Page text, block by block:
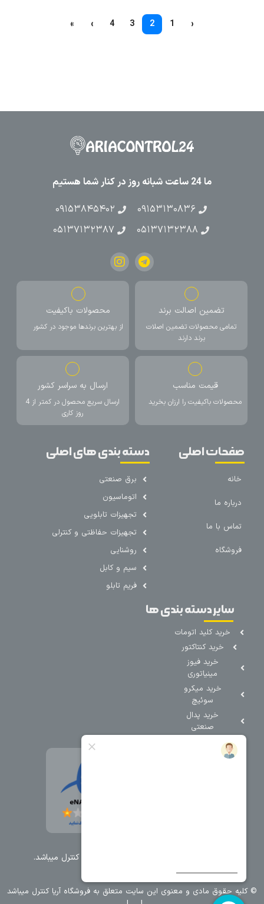
‹
1
2
3
4
›
»
ما 24 ساعت شبانه روز در کنار شما هستیم
۰۹۱۵۳۱۳۰۸۳۶
۰۹۱۵۳۸۴۵۴۰۲
۰۵۱۳۷۱۳۲۳۸۸
۰۵۱۳۷۱۳۲۳۸۷
تضمین اصالت برند
تمامی محصولات تضمین اصلات
برند دارند
محصولات باکیفیت
از بهترین برندها موجود در کشور
قیمت مناسب
محصولات باکیفیت را ارزان بخرید
ارسال به سراسر کشور
ارسال سریع محصول در کمتر از 4
روز کاری
صفحات اصلی
خانه
درباره ما
تماس با ما
فروشگاه
دسته بندی های اصلی
برق صنعتی
اتوماسیون
تجهیزات تابلویی
تجهیزات حفاظتی و کنترلی
روشنایی
سیم و کابل
فریم تابلو
سایر دسته بندی ها
خرید کلید اتومات
خرید کنتاکتور
خرید فیوز
مینیاتوری
خرید میکرو
سوئیچ
خرید پدال
صنعتی
تمامی حقوق مطالب و سایت نزد شرکت اریا کنترل میباشد.
© کليه حقوق مادی و معنوی اين سايت متعلق به فروشگاه آریا کنترل ميباشد